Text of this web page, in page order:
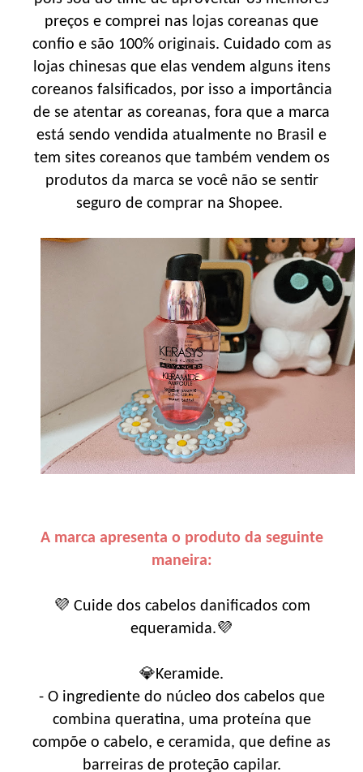
preços e comprei nas lojas coreanas que
confio e são 100% originais. Cuidado com as
lojas chinesas que elas vendem alguns itens
coreanos falsificados, por isso a importância
de se atentar as coreanas, fora que a marca
está sendo vendida atualmente no Brasil e
tem sites coreanos que também vendem os
produtos da marca se você não se sentir
seguro de comprar na Shopee.
A marca apresenta o produto da seguinte
maneira:
💜 Cuide dos cabelos danificados com
equeramida.💜
💎Keramide.
- O ingrediente do núcleo dos cabelos que
combina queratina, uma proteína que
compõe o cabelo, e ceramida, que define as
barreiras de proteção capilar.